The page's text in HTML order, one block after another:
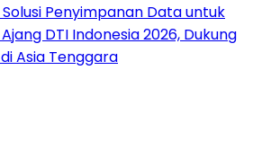
Solusi Penyimpanan Data untuk
DTI Indonesia 2026, Dukung
Asia Tenggara